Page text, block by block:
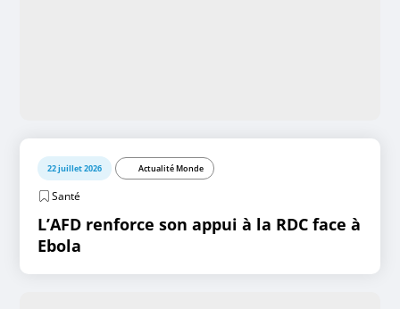
22 juillet 2026 Actualité Monde
Santé
L’AFD renforce son appui à la RDC face à
Ebola